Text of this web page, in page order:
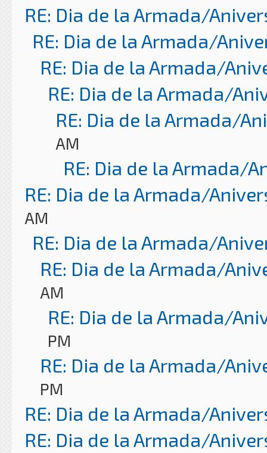
RE: Dia de la Armada/
RE: Dia de la Armada/
RE: Dia de la Armada/
RE: Dia de la Armada/
RE: Dia de la Armada/
AM
RE: Dia de la Armada/
RE: Dia de la Armada/
AM
RE: Dia de la Armada/
RE: Dia de la Armada/
AM
RE: Dia de la Armada/
PM
RE: Dia de la Armada/
PM
RE: Dia de la Armada/
RE: Dia de la Armada/